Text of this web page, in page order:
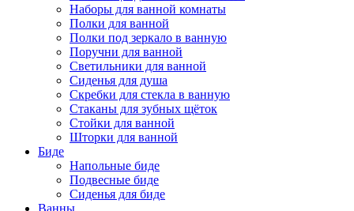
Наборы для ванной комнаты
Полки для ванной
Полки под зеркало в ванную
Поручни для ванной
Светильники для ванной
Сиденья для душа
Скребки для стекла в ванную
Стаканы для зубных щёток
Стойки для ванной
Шторки для ванной
Биде
Напольные биде
Подвесные биде
Сиденья для биде
Ванны